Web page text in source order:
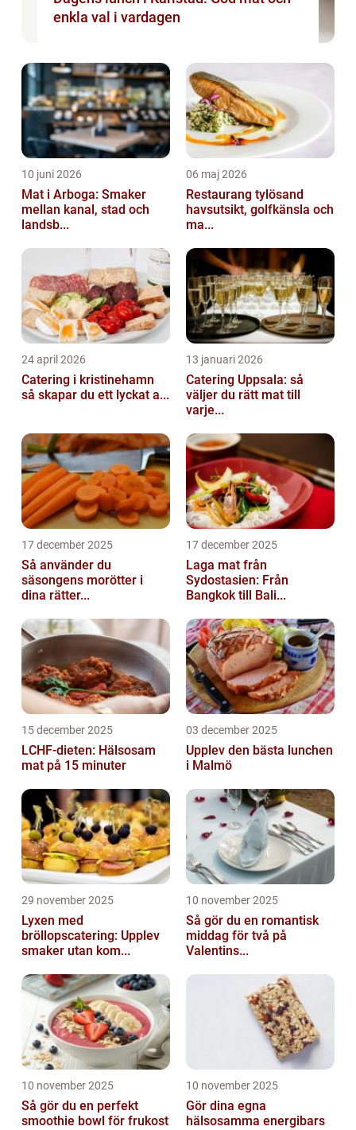
enkla val i vardagen
10 juni 2026
Mat i Arboga: Smaker
mellan kanal, stad och
landsb...
06 maj 2026
Restaurang tylösand
havsutsikt, golfkänsla och
ma...
24 april 2026
Catering i kristinehamn
så skapar du ett lyckat a...
13 januari 2026
Catering Uppsala: så
väljer du rätt mat till
varje...
17 december 2025
Så använder du
säsongens morötter i
dina rätter...
17 december 2025
Laga mat från
Sydostasien: Från
Bangkok till Bali...
15 december 2025
LCHF-dieten: Hälsosam
mat på 15 minuter
03 december 2025
Upplev den bästa lunchen
i Malmö
29 november 2025
Lyxen med
bröllopscatering: Upplev
smaker utan kom...
10 november 2025
Så gör du en romantisk
middag för två på
Valentins...
10 november 2025
Så gör du en perfekt
smoothie bowl för frukost
10 november 2025
Gör dina egna
hälsosamma energibars